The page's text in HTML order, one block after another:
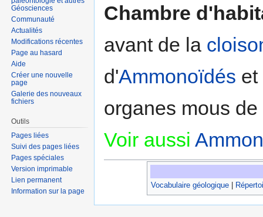
Chambre
avant de la
d'Ammonoïdés et
organes mous
Voir aussi
Vocabulaire géologique
Géosciences
Communauté
Actualités
Modifications récentes
Page au hasard
Aide
Créer une nouvelle
page
Galerie des nouveaux
fichiers
Outils
Pages liées
Suivi des pages liées
Pages spéciales
Version imprimable
Lien permanent
Information sur la page